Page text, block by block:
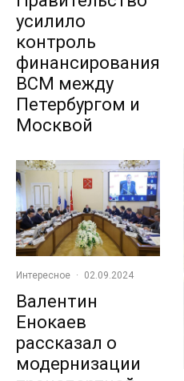
усилило
контроль
финансирования
ВСМ между
Петербургом и
Москвой
Интересное · 02.09.2024
Валентин
Енокаев
рассказал о
модернизации